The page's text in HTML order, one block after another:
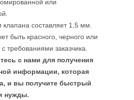
или
клапана составляет 1,5 мм.
быть красного, черного или
с требованиями заказчика.
с нами для получения
информации, которая
и вы получите быстрый
нужды.